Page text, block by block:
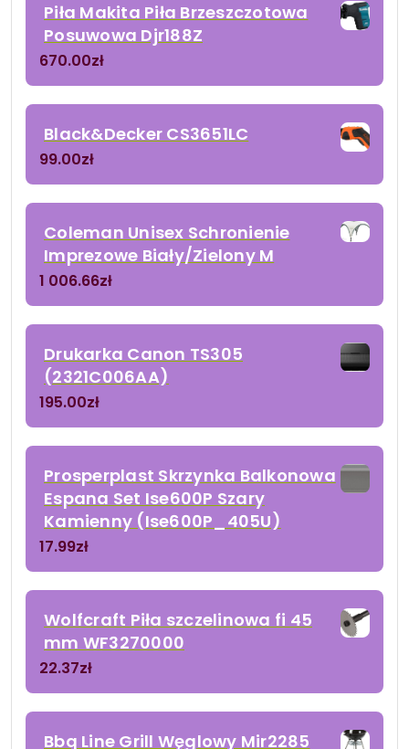
Piła Makita Piła Brzeszczotowa
Posuwowa Djr188Z
670.00zł
Black&Decker CS3651LC
99.00zł
Coleman Unisex Schronienie
Imprezowe Biały/Zielony M
1 006.66zł
Drukarka Canon TS305
(2321C006AA)
195.00zł
Prosperplast Skrzynka Balkonowa
Espana Set Ise600P Szary
Kamienny (Ise600P_405U)
17.99zł
Wolfcraft Piła szczelinowa fi 45
mm WF3270000
22.37zł
Bbq Line Grill Węglowy Mir2285